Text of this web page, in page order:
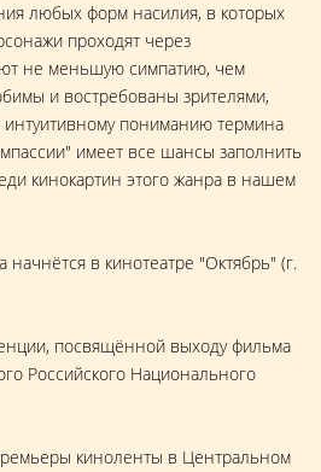
любых форм насилия, в которых
проходят через
не меньшую симпатию, чем
и востребованы зрителями,
интуитивному пониманию термина
имеет все шансы заполнить
кинокартин этого жанра в нашем
в кинотеатре "Октябрь" (г.
посвящённой выходу фильма
Российского Национального
киноленты в Центральном